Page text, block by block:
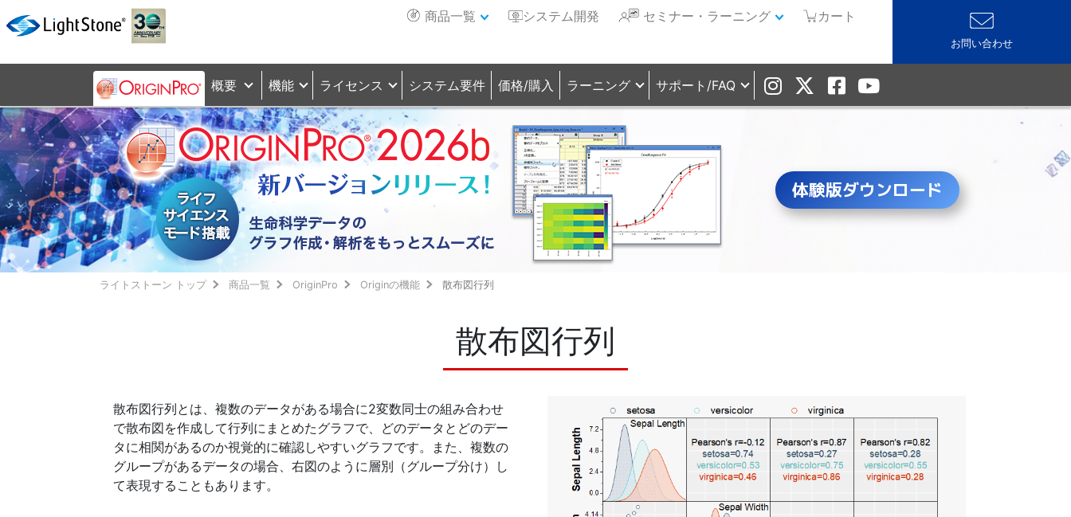
カート
セミナー・ラーニング
システム開発
商品一覧
お問い合わせ
概要 機能 ライセンス システム要件 価格/購入 ラーニング サポート/FAQ
体験版ダウンロード
ライトストーン トップ 商品一覧 OriginPro Originの機能 散布図行列
散布図行列
散布図行列とは、複数のデータがある場合に2変数同士の組み合わせ
で散布図を作成して行列にまとめたグラフで、どのデータとどのデー
タに相関があるのか視覚的に確認しやすいグラフです。また、複数の
グループがあるデータの場合、右図のように層別（グループ分け）し
て表現することもあります。